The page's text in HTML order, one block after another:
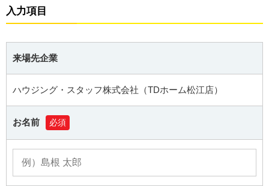
入力項目
来場先企業
ハウジング・スタッフ株式会社（TDホーム松江店）
お名前 必須